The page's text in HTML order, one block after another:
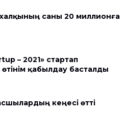
саны 20 миллионға
– 2021» стартап
қабылдау басталды
кеңесі өтті